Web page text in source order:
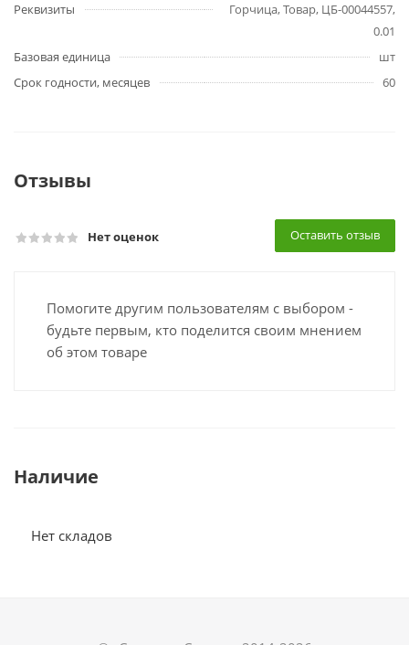
Реквизиты
Горчица, Товар, ЦБ-00044557,
0.01
Базовая единица
шт
Срок годности, месяцев
60
Отзывы
Нет оценок Оставить отзыв
Помогите другим пользователям с выбором -
будьте первым, кто поделится своим мнением
об этом товаре
Наличие
Нет складов